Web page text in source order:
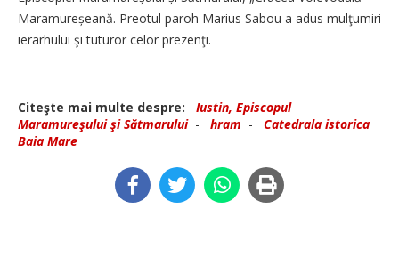
Maramureșeană. Preotul paroh Marius Sabou a adus mulţumiri
ierarhului şi tuturor celor prezenţi.
Citeşte mai multe despre:
Iustin, Episcopul
Maramureşului şi Sătmarului- hram - Catedrala istorica
Baia Mare